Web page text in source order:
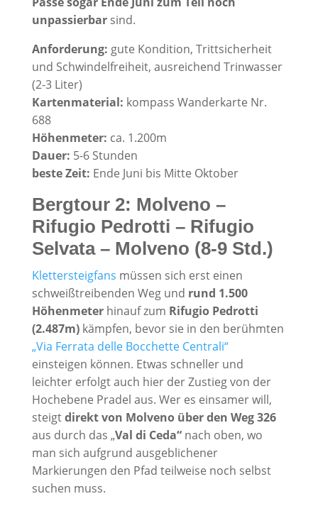
unpassierbarsind.
Anforderung: gute Kondition, Trittsicherheit
und Schwindelfreiheit, ausreichend Trinwasser
(2-3 Liter)
Kartenmaterial: kompass Wanderkarte Nr.
688
Höhenmeter: ca. 1.200m
Dauer: 5-6 Stunden
beste Zeit: Ende Juni bis Mitte Oktober
Bergtour 2: Molveno –
Rifugio Pedrotti – Rifugio
Selvata – Molveno (8-9 Std.)
Klettersteigfans müssen sich erst einen
schweißtreibenden Weg und rund 1.500
Höhenmeterhinauf zum Rifugio Pedrotti
(2.487m)kämpfen, bevor sie in den berühmten
„Via Ferrata delle Bocchette Centrali“
einsteigen können. Etwas schneller und
leichter erfolgt auch hier der Zustieg von der
Hochebene Pradel aus. Wer es einsamer will,
steigtdirekt von Molveno über den Weg 326
aus durch das „Val di Ceda“nach oben, wo
man sich aufgrund ausgeblichener
Markierungen den Pfad teilweise noch selbst
suchen muss.